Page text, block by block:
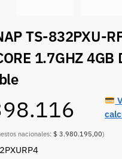
TS-832PXU-
1.7GHZ 4GB
nacionales: $ 3.980.195,00)